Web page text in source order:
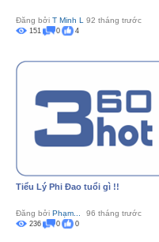
Đăng bởi T Minh L 92 tháng trước
151 0 4
Tiểu Lý Phi Đao tuổi gì !!
Đăng bởi Phạm... 96 tháng trước
236 0 0